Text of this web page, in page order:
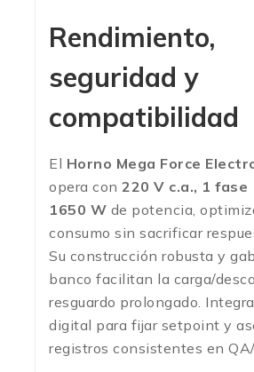
Rendimiento,
seguridad y
compatibilidad
El Horno Mega Force
opera con 220 V c.a., 1 fase
1650 W de potencia,
consumo sin sacrificar
Su construcción robusta y
banco facilitan la carga/
resguardo prolongado.
digital para fijar setpoint y
registros consistentes en